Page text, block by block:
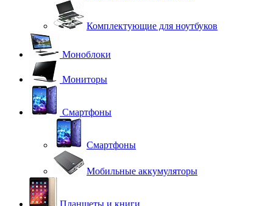
Комплектующие для ноутбуков
Моноблоки
Мониторы
Смартфоны
Смартфоны
Мобильные аккумуляторы
Планшеты и книги